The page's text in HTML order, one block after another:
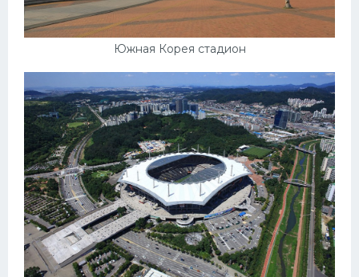
Южная Корея стадион